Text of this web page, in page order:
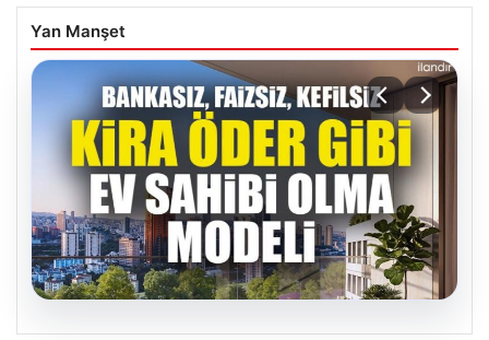
Yan Manşet
05.08.2026